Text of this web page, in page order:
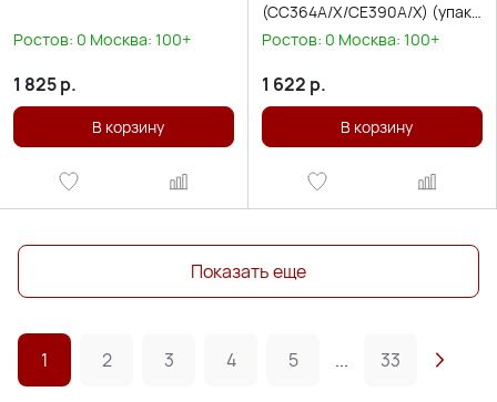
Ростов: 0 Москва: 100+
1 825р.
В корзину
(CC364A/X/CE390A/X) (упак
100 шт)
Ростов: 0 Москва: 100+
1 622 р.
В корзину
Показать еще
1 2 3 4 5 ... 33